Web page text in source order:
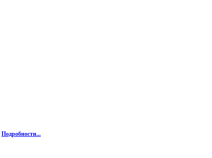
Подробности...